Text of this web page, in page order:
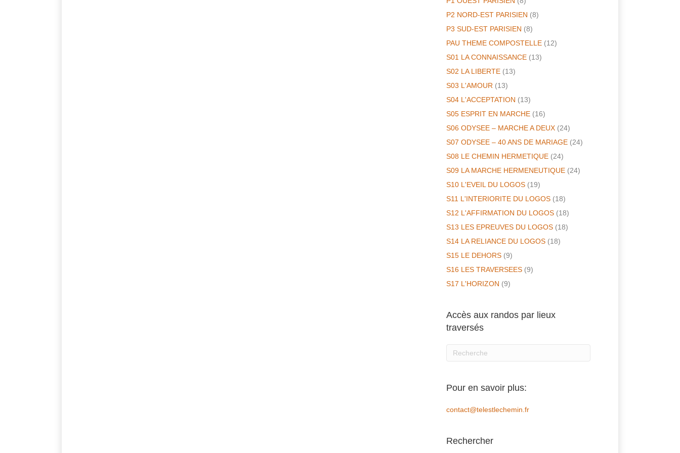
P2 NORD-EST PARISIEN (8)
P3 SUD-EST PARISIEN (8)
PAU THEME COMPOSTELLE (12)
S01 LA CONNAISSANCE (13)
S02 LA LIBERTE (13)
S03 L'AMOUR (13)
S04 L'ACCEPTATION (13)
S05 ESPRIT EN MARCHE (16)
S06 ODYSEE – MARCHE A DEUX (24)
S07 ODYSEE – 40 ANS DE MARIAGE (24)
S08 LE CHEMIN HERMETIQUE (24)
S09 LA MARCHE HERMENEUTIQUE (24)
S10 L'EVEIL DU LOGOS (19)
S11 L'INTERIORITE DU LOGOS (18)
S12 L'AFFIRMATION DU LOGOS (18)
S13 LES EPREUVES DU LOGOS (18)
S14 LA RELIANCE DU LOGOS (18)
S15 LE DEHORS (9)
S16 LES TRAVERSEES (9)
S17 L'HORIZON (9)
Accès aux randos par lieux
traversés
Pour en savoir plus:
contact@telestlechemin.fr
Rechercher